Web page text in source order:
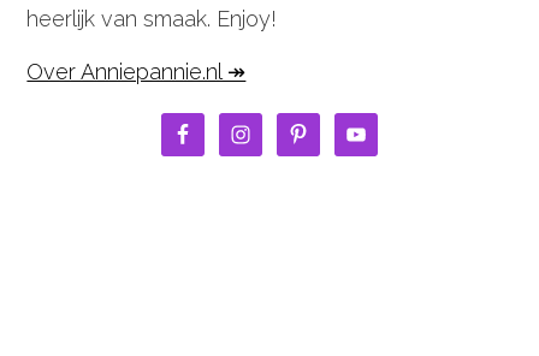
heerlijk van smaak. Enjoy!
Over Anniepannie.nl ↠